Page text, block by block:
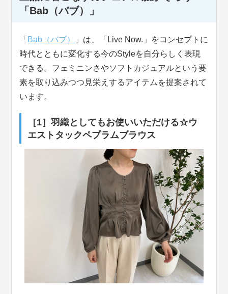
「Bab（バブ）」
「 Bab（バブ）
」は、「Live Now.」をコンセプトに
時代とともに変化する今のStyleを自分らしく表現
できる。フェミニンさやソフトカジュアルという要
素を取り込みつつ見栄えするアイテムを提案されて
います。
［1］羽織としてもお使いいただける☆ウ
エストタックペプラムブラウス